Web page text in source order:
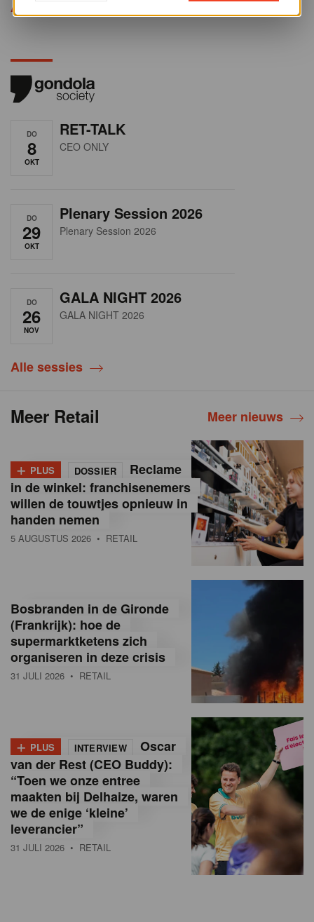
Alle opleidingen
DO
8
OKT
RET-TALK
CEO ONLY
DO
29
OKT
Plenary Session 2026
Plenary Session 2026
DO
26
NOV
GALA NIGHT 2026
GALA NIGHT 2026
Alle sessies
Meer Retail Meer nieuws
+ PLUS DOSSIER
Reclame
in de winkel: franchisenemers
willen de touwtjes opnieuw in
handen nemen
5 AUGUSTUS 2026 • RETAIL
Bosbranden in de Gironde
(Frankrijk): hoe de
supermarktketens zich
organiseren in deze crisis
31 JULI 2026 • RETAIL
+ PLUS INTERVIEW
Oscar
van der Rest (CEO Buddy):
“Toen we onze entree
maakten bij Delhaize, waren
we de enige ‘kleine’
leverancier”
31 JULI 2026 • RETAIL